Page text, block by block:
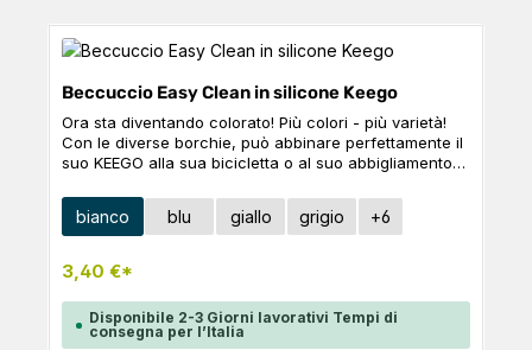
Beccuccio Easy Clean in silicone Keego
Ora sta diventando colorato! Più colori - più varietà!
Con le diverse borchie, può abbinare perfettamente il
suo KEEGO alla sua bicicletta o al suo abbigliamento
alimentare, fa bene ai denti ed è incredibilmente
facile da pulire. Grazie alla valvola, la bottiglia si apre
rapidamente con una sola mano.
Seleziona
Colore
bianco blu giallo grigio +6
3,40 €*
Disponibile 2-3 Giorni lavorativi Tempi di
consegna per l’Italia